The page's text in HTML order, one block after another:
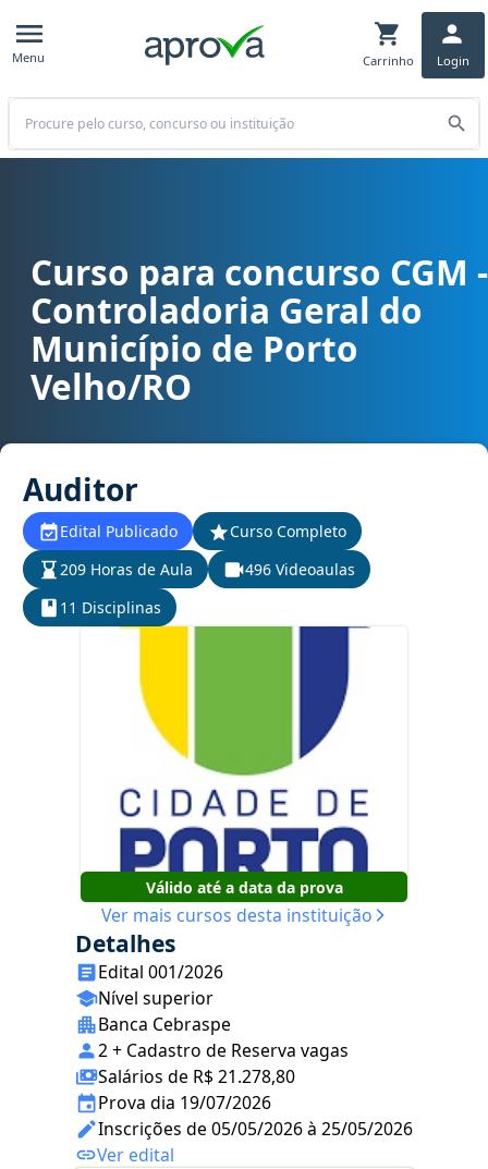
Menu Carrinho Login
Buscar
Curso para concurso CGM - Controladoria Geral do Município de
Curso para concurso CGM -
Controladoria Geral do
Município de Porto
Velho/RO
Auditor
Edital Publicado
Curso Completo
209 Horas de Aula
496 Videoaulas
11 Disciplinas
Válido até a data da prova
Ver mais cursos desta instituição
Detalhes
Edital 001/2026
Nível superior
Banca Cebraspe
2 + Cadastro de Reserva vagas
Salários de R$ 21.278,80
Prova dia 19/07/2026
Inscrições de 05/05/2026 à 25/05/2026
Ver edital